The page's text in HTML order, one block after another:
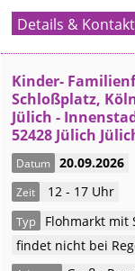
Details & Kontakt
Kinder-
Schloßplatz,
Jülich -
52428 Jülich
Datum 20.09.2026
Zeit 12 - 17 Uhr
Typ
Flohmarkt mit
findet nicht bei